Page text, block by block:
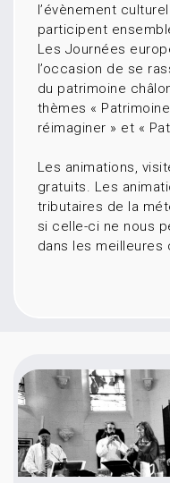
l’évènement
participent
Les Journées
l’occasion de se
du patrimoine
thèmes «
réimaginer » et «
Les animations,
gratuits. Les
tributaires de la
si celle-ci ne nous
dans les meilleures